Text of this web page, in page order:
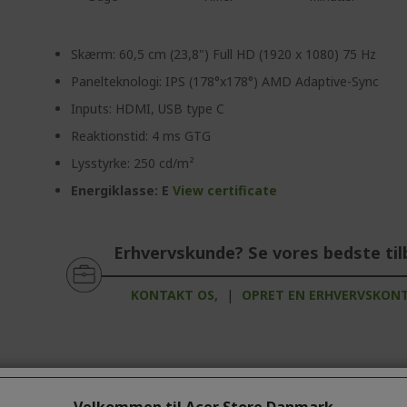
Skærm: 60,5 cm (23,8") Full HD (1920 x 1080) 75 Hz
Panelteknologi: IPS (178°x178°) AMD Adaptive-Sync
Inputs: HDMI, USB type C
Reaktionstid: 4 ms GTG
Lysstyrke: 250 cd/m²
Energiklasse: EView certificate
Erhvervskunde? Se vores bedste
KONTAKT OS, | OPRET EN